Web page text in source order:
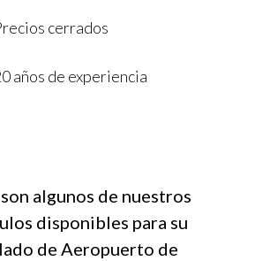
cerrados
años de experiencia
algunos de nuestros
disponibles para su
de Aeropuerto de